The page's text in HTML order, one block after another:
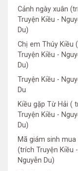
Cảnh ngày xuân
Truyện Kiều -
Du)
Chị em Thúy Kiều
Truyện Kiều -
Du)
Truyện Kiều -
Du
Kiều gặp Từ Hải (
Truyện Kiều -
Du)
Mã giám sinh mua
(trích Truyện Kiều -
Nguyễn Du)